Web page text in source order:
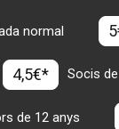
normal
4,5€* Socis
de 12 anys